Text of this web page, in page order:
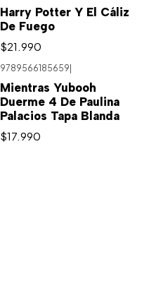
Harry Potter Y El Cáliz
De Fuego
$21.990
9789566185659
Mientras Yubooh
Duerme 4 De Paulina
Palacios Tapa Blanda
$17.990